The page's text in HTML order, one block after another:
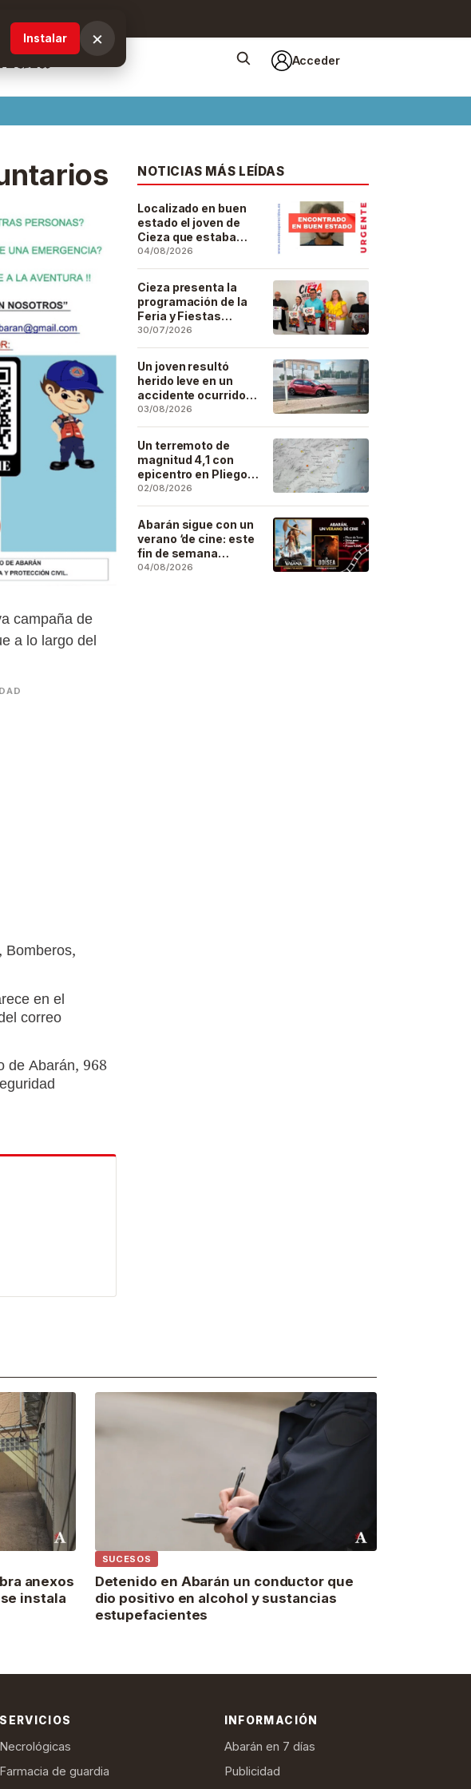
Acceder
campaña de
a lo largo del
Bomberos,
en el
correo
de Abarán, 968
NOTICIAS MÁS LEÍDAS
Localizado en buen
estado el joven de
Cieza que estaba
desaparecido desde
el pasado 29 de julio
04/08/2026
Cieza presenta la
programación de la
Feria y Fiestas
Patronales de San
Bartolomé 2026
30/07/2026
Un joven resultó
herido leve en un
accidente ocurrido
este lunes en la
barriada de San José
Artesano
03/08/2026
Un terremoto de
magnitud 4,1 con
epicentro en Pliego
se deja sentir en
buena parte de la
región
02/08/2026
Abarán sigue con un
verano ‘de cine: este
fin de semana
Vaiana… y después,
04/08/2026
anexos
instala
SUCESOS
Detenido en Abarán un conductor que
dio positivo en alcohol y sustancias
estupefacientes
SERVICIOS
Necrológicas
Farmacia de guardia
INFORMACIÓN
Abarán en 7 días
Publicidad
Instalar ×